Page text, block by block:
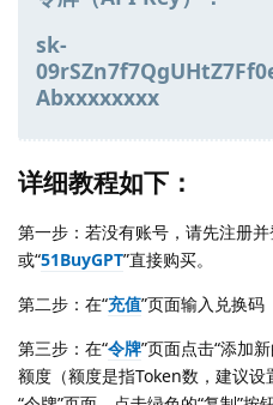
sk-
Abxxxxxxxx
详细教程如下：
第一步：若没有账号，请先注册
或“51BuyGPT”直接购买。
第二步：在“充值”页面输入兑换码
第三步：在“令牌”页面点击“添加
额度（额度是指Token数，建议